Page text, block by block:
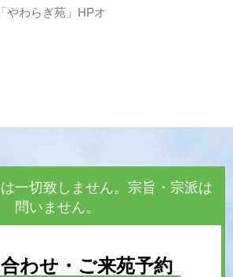
やわらぎ苑」HPオ
一切致しません。宗旨・宗派は
問いません。
わせ・ご来苑予約